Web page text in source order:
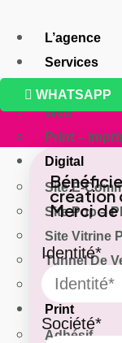
L’agence
Services
Conception
Web
Print –
Digital
Site E-
Site Pop –
Site Vitrine
Tunnel De
Logo –
Print
Adhésif
WHATSAPP
création
Merci de
Identité*
Société*